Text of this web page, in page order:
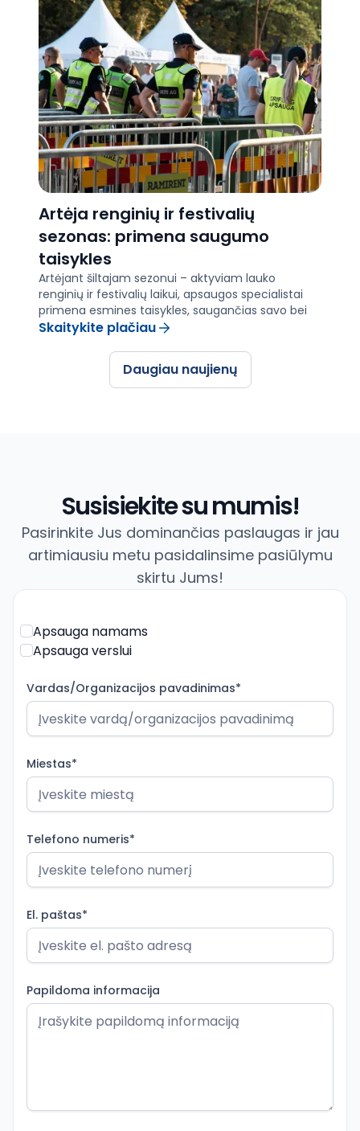
pareigūnai ir specialistai dalijasi dažniausiais
vagysčių scenarijais ir efektyviausiais būdais savo
turtui apsaugoti.
Artėja renginių ir festivalių
sezonas: primena saugumo
taisykles
Artėjant šiltajam sezonui – aktyviam lauko
renginių ir festivalių laikui, apsaugos specialistai
primena esmines taisykles, saugančias savo bei
aplinkinių sveikatą ir turtą.
Skaitykite plačiau
Daugiau naujienų
Susisiekite su mumis!
Pasirinkite Jus dominančias paslaugas ir jau
artimiausiu metu pasidalinsime pasiūlymu
skirtu Jums!
Apsauga namams
Apsauga verslui
Vardas/Organizacijos pavadinimas*
Miestas*
Telefono numeris*
El. paštas*
Papildoma informacija